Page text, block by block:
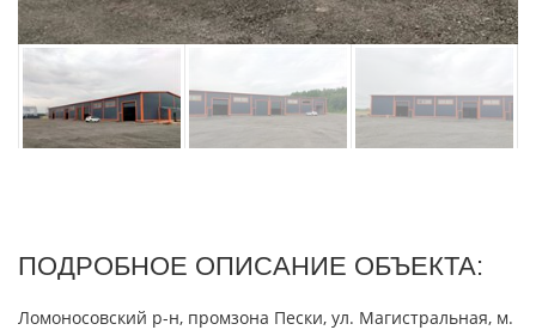
ПОДРОБНОЕ ОПИСАНИЕ ОБЪЕКТА:
Ломоносовский р-н, промзона Пески, ул. Магистральная, м.